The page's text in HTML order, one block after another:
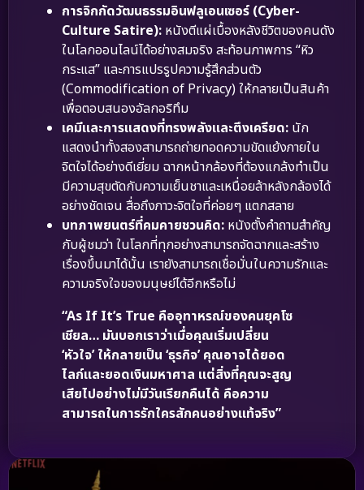
การจิกกัดวัฒนธรรมอินฟลูเอนเซอร์ (Cyber-
Culture Satire): หนังตีแผ่เบื้องหลังชีวิตของคนดัง
ในโลกออนไลน์ได้อย่างสมจริง สะท้อนภาพการ “หิว
กระแส” และการแปรรูปความรู้สึกส่วนตัว
(Commodification of Privacy) ให้กลายเป็นสินค้า
เพื่อตอบสนองอัลกอริทึม
เคมีและการแสดงที่ทรงพลังและตึงเครียด: นัก
แสดงนำทั้งสองสามารถถ่ายทอดความขัดแย้งภายใน
จิตใจได้อย่างดีเยี่ยม ฉากหน้ากล้องที่ต้องแกล้งทำเป็น
มีความสุขตัดกับความเย็นชาและเหนื่อยล้าหลังกล้องได้
อย่างชัดเจน สื่อถึงภาวะจิตใจที่ค่อยๆ แตกสลาย
บทภาพยนตร์ที่คมคายชวนคิด: หนังตั้งคำถามสำคัญ
กับผู้ชมว่า ในโลกที่ทุกอย่างสามารถจัดฉากและสร้าง
เรื่องขึ้นมาได้นั้น เรายังสามารถเชื่อมั่นในความรักและ
ความจริงใจของมนุษย์ได้อีกหรือไม่
“As If It’s True คืออุทาหรณ์ของคนยุคโซ
เชียล… มันบอกเราว่าเมื่อคุณเริ่มเปลี่ยน
‘หัวใจ’ ให้กลายเป็น ‘ธุรกิจ’ คุณอาจได้ยอด
ไลก์และยอดเงินมหาศาล แต่สิ่งที่คุณจะสูญ
เสียไปอย่างไม่มีวันเรียกคืนได้ คือความ
สามารถในการรักใครสักคนอย่างแท้จริง”